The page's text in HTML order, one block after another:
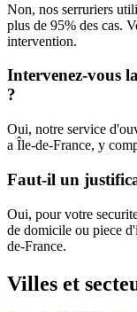
Non, nos serruriers
plus de 95% des cas.
intervention.
Intervenez-vous
?
Oui, notre service
a Île-de-France, y
Faut-il un
Oui, pour votre
de domicile ou piece
de-France.
Villes et